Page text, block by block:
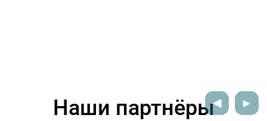
Наши партнёры